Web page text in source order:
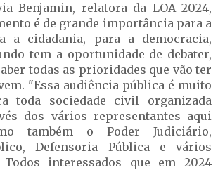
Benjamin, relatora da LOA 2024,
é de grande importância para a
a cidadania, para a democracia,
tem a oportunidade de debater,
todas as prioridades que vão ter
"Essa audiência pública é muito
toda sociedade civil organizada
dos vários representantes aqui
também o Poder Judiciário,
Defensoria Pública e vários
Todos interessados que em 2024